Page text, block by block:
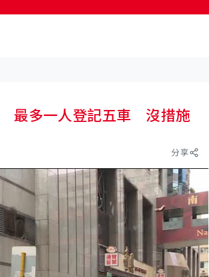
最多一人登記五車 沒措施
分享